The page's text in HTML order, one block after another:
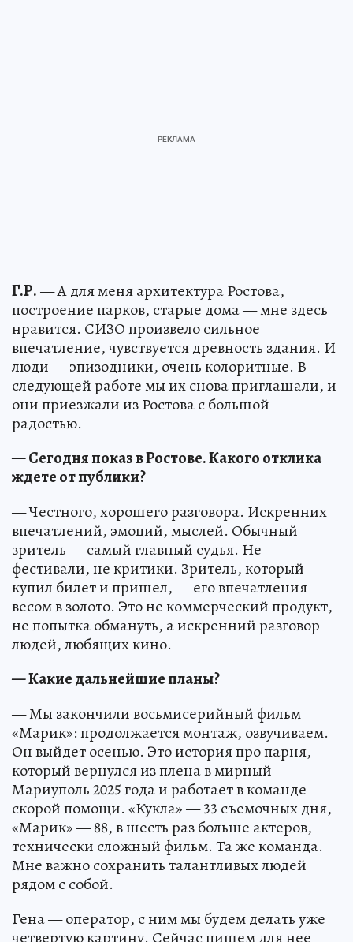
Г.Р.— А для меня архитектура Ростова,
построение парков, старые дома — мне здесь
нравится. СИЗО произвело сильное
впечатление, чувствуется древность здания. И
люди — эпизодники, очень колоритные. В
следующей работе мы их снова приглашали, и
они приезжали из Ростова с большой
радостью.
— Сегодня показ в Ростове. Какого отклика
ждете от публики?
— Честного, хорошего разговора. Искренних
впечатлений, эмоций, мыслей. Обычный
зритель — самый главный судья. Не
фестивали, не критики. Зритель, который
купил билет и пришел, — его впечатления
весом в золото. Это не коммерческий продукт,
не попытка обмануть, а искренний разговор
людей, любящих кино.
— Какие дальнейшие планы?
— Мы закончили восьмисерийный фильм
«Марик»: продолжается монтаж, озвучиваем.
Он выйдет осенью. Это история про парня,
который вернулся из плена в мирный
Мариуполь 2025 года и работает в команде
скорой помощи. «Кукла» — 33 съемочных дня,
«Марик» — 88, в шесть раз больше актеров,
технически сложный фильм. Та же команда.
Мне важно сохранить талантливых людей
рядом с собой.
Гена — оператор, с ним мы будем делать уже